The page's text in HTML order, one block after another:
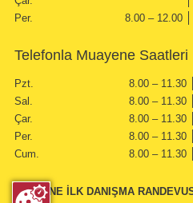
Per.
8.00 – 12.00
Telefonla Muayene Saatleri
Pzt. 8.00 – 11.30
Sal.
8.00 – 11.30
Çar.
8.00 – 11.30
Per.
8.00 – 11.30
Cum.
8.00 – 11.30
ONLINE İLK DANIŞMA